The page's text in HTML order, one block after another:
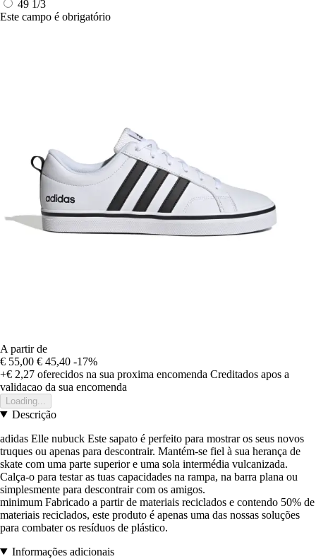
49 1/3
Este campo é obrigatório
A partir de
€ 55,00 € 45,40 -17%
+€ 2,27 oferecidos na sua proxima encomenda Creditados apos a
validacao da sua encomenda
Loading...
Descrição
adidas Elle nubuck Este sapato é perfeito para mostrar os seus novos
truques ou apenas para descontrair. Mantém-se fiel à sua herança de
skate com uma parte superior e uma sola intermédia vulcanizada.
Calça-o para testar as tuas capacidades na rampa, na barra plana ou
simplesmente para descontrair com os amigos.
minimum Fabricado a partir de materiais reciclados e contendo 50% de
materiais reciclados, este produto é apenas uma das nossas soluções
para combater os resíduos de plástico.
Informações adicionais